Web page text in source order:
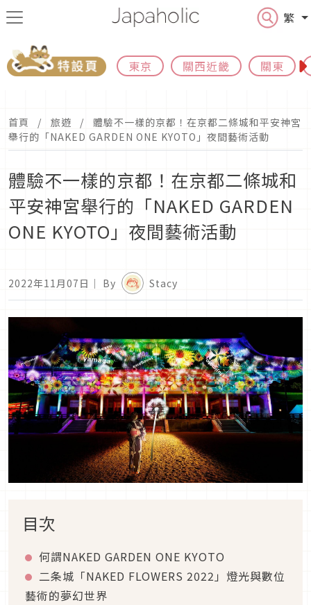
繁
東京 關西近畿 關東
首頁 旅遊
體驗不一樣的京都！在京都二條城和平安神宮
舉行的「NAKED GARDEN ONE KYOTO」夜間藝術活動
體驗不一樣的京都！在京都二條城和
平安神宮舉行的「NAKED GARDEN
ONE KYOTO」夜間藝術活動
2022年11月07日 ｜ By Stacy
目次
何謂NAKED GARDEN ONE KYOTO
二条城「NAKED FLOWERS 2022 」燈光與數位
藝術的夢幻世界